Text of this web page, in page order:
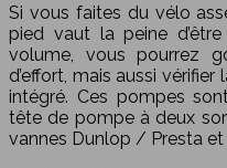
Si vous faites du vélo
pied vaut la peine
volume, vous pourrez
d’effort, mais aussi
intégré. Ces pompes
tête de pompe à deux
vannes Dunlop / Presta